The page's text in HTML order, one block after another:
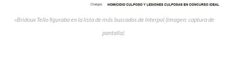
»Bridoux Tello figuraba en la lista de más buscados de Interpol (Imagen: captura de
pantalla)